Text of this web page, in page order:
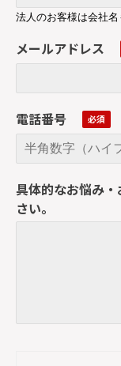
法人のお客様は会社名
メールアドレス
電話番号
具体的なお悩み
さい。